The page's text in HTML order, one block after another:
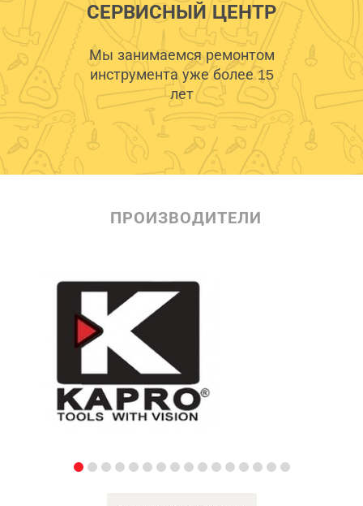
СЕРВИСНЫЙ ЦЕНТР
Мы занимаемся ремонтом
инструмента уже более 15
лет
ПРОИЗВОДИТЕЛИ